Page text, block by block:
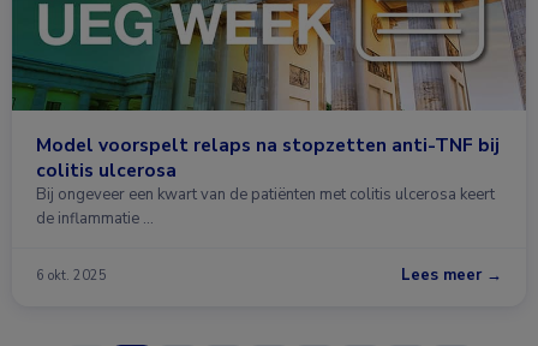
Model voorspelt relaps na stopzetten anti-TNF bij
colitis ulcerosa
Bij ongeveer een kwart van de patiënten met colitis ulcerosa keert
de inflammatie …
6 okt. 2025 Lees meer →